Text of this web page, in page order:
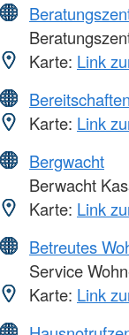
Karte: Link
Karte: Link
Bergwacht
Berwacht
Karte: Link
Betreutes
Service
Karte: Link